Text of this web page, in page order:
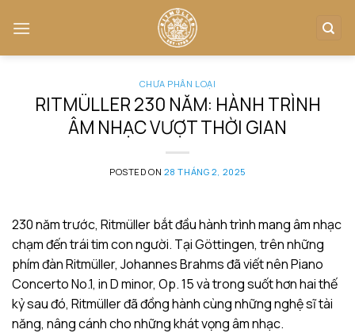
CHƯA PHÂN LOẠI
RITMÜLLER 230 NĂM: HÀNH TRÌNH
ÂM NHẠC VƯỢT THỜI GIAN
POSTED ON 28 THÁNG 2, 2025
230 năm trước, Ritmüller bắt đầu hành trình mang âm nhạc
chạm đến trái tim con người. Tại Göttingen, trên những
phím đàn Ritmüller, Johannes Brahms đã viết nên Piano
Concerto No.1, in D minor, Op. 15 và trong suốt hơn hai thế
kỷ sau đó, Ritmüller đã đồng hành cùng những nghệ sĩ tài
năng, nâng cánh cho những khát vọng âm nhạc.